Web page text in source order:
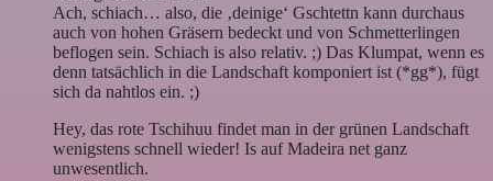
Ach, schiach… also, die ‚deinige‘ Gschtettn kann durchaus
auch von hohen Gräsern bedeckt und von Schmetterlingen
beflogen sein. Schiach is also relativ. ;) Das Klumpat, wenn es
denn tatsächlich in die Landschaft komponiert ist (*gg*), fügt
sich da nahtlos ein. ;)
Hey, das rote Tschihuu findet man in der grünen Landschaft
wenigstens schnell wieder! Is auf Madeira net ganz
unwesentlich.